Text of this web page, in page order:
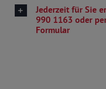
Jederzeit für Sie
990 1163 oder
Formular